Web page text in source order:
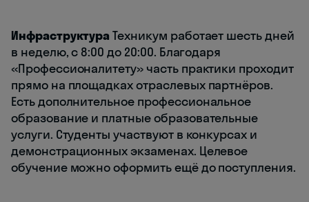
ИнфраструктураТехникум работает шесть дней
в неделю, с 8:00 до 20:00. Благодаря
«Профессионалитету» часть практики проходит
прямо на площадках отраслевых партнёров.
Есть дополнительное профессиональное
образование и платные образовательные
услуги. Студенты участвуют в конкурсах и
демонстрационных экзаменах. Целевое
обучение можно оформить ещё до поступления.